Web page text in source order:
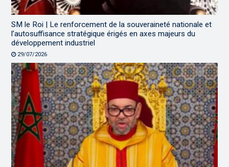
SM le Roi | Le renforcement de la souveraineté nationale et
l’autosuffisance stratégique érigés en axes majeurs du
développement industriel
29/07/2026